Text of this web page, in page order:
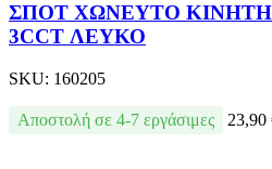
ΣΠΟΤ ΧΩΝΕΥΤΟ ΚΙΝΗΤΗ
3CCT ΛΕΥΚΟ
SKU: 160205
Αποστολή σε 4-7 εργάσιμες 23,90